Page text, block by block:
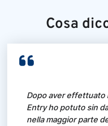
Cosa
Dopo aver effettuato
Entry ho potuto sin
nella maggior parte